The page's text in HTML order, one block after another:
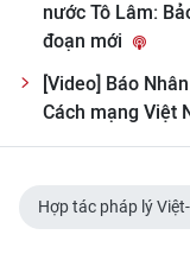
Media Thể thao
Media Giáo dục
Media Y tế
nước Tô Lâm:
đoạn mới
[Video] Báo
Cách mạng Việt
Hợp tác pháp lý